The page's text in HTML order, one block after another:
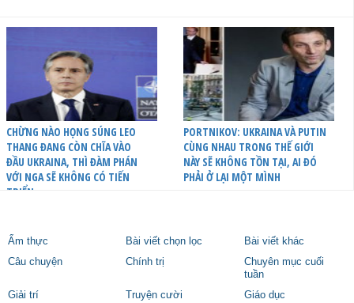
CHỪNG NÀO HỌNG SÚNG LEO
THANG ĐANG CÒN CHĨA VÀO
ĐẦU UKRAINA, THÌ ĐÀM PHÁN
VỚI NGA SẼ KHÔNG CÓ TIẾN
TRIỂN
PORTNIKOV: UKRAINA VÀ PUTIN
CÙNG NHAU TRONG THẾ GIỚI
NÀY SẼ KHÔNG TỒN TẠI, AI ĐÓ
PHẢI Ở LẠI MỘT MÌNH
Ẩm thực Bài viết chọn lọc
Bài viết khác
Câu chuyện
Chính trị
Chuyên mục cuối
tuần
Giải trí
Truyện cười
Giáo dục